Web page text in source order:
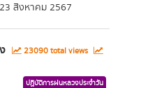
23 สิงหาคม 2567
23090 total views
ปฏิบัติการฝนหลวงประจำวัน